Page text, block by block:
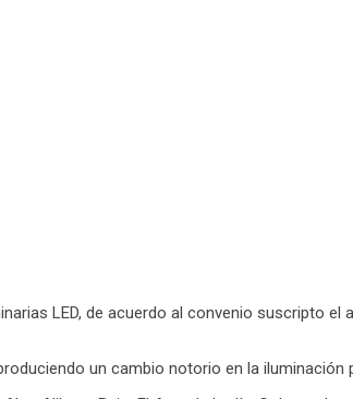
LED, de acuerdo al convenio suscripto el
un cambio notorio en la iluminación